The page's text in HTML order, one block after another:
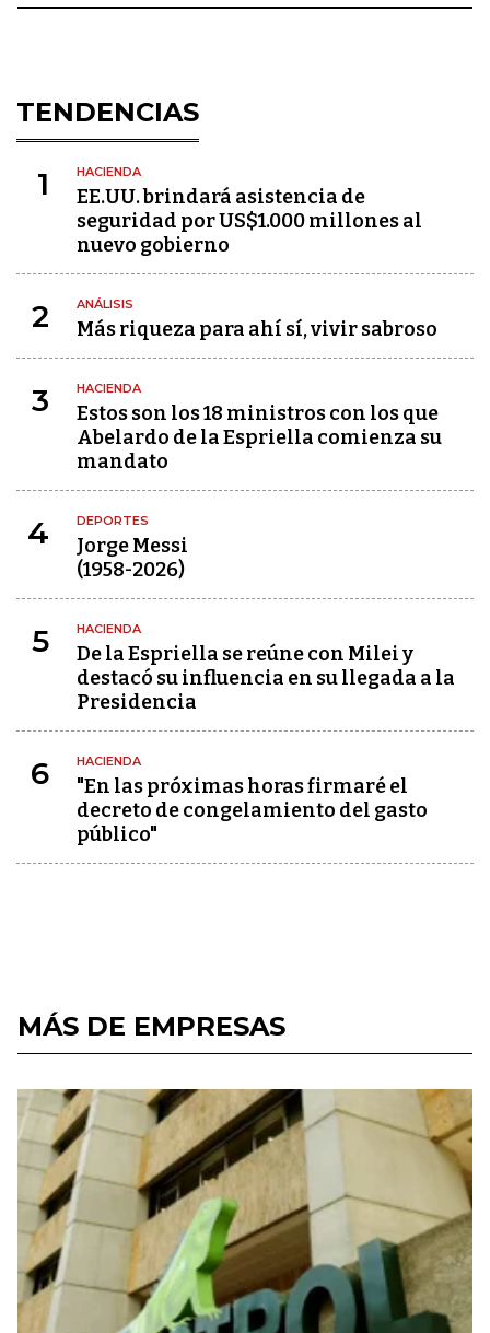
TENDENCIAS
1 HACIENDA
EE.UU. brindará asistencia de
seguridad por US$1.000 millones al
nuevo gobierno
2 ANÁLISIS
Más riqueza para ahí sí, vivir sabroso
3 HACIENDA
Estos son los 18 ministros con los que
Abelardo de la Espriella comienza su
mandato
4 DEPORTES
Jorge Messi
(1958-2026)
5 HACIENDA
De la Espriella se reúne con Milei y
destacó su influencia en su llegada a la
Presidencia
6 HACIENDA
"En las próximas horas firmaré el
decreto de congelamiento del gasto
público"
MÁS DE EMPRESAS